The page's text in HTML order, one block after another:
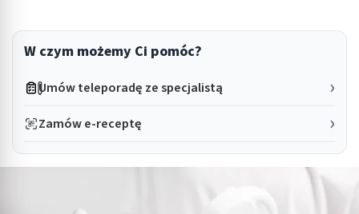
W czym możemy Ci pomóc?
Umów teleporadę ze specjalistą
Zamów e-receptę